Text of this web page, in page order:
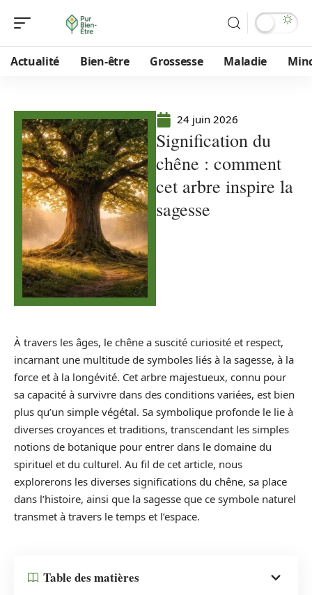
Actualité Bien-être Grossesse Maladie
24 juin 2026
Signification du
chêne : comment
cet arbre inspire la
sagesse
À travers les âges, le chêne a suscité curiosité et respect,
incarnant une multitude de symboles liés à la sagesse, à la
force et à la longévité. Cet arbre majestueux, connu pour
sa capacité à survivre dans des conditions variées, est bien
plus qu’un simple végétal. Sa symbolique profonde le lie à
diverses croyances et traditions, transcendant les simples
notions de botanique pour entrer dans le domaine du
spirituel et du culturel. Au fil de cet article, nous
explorerons les diverses significations du chêne, sa place
dans l’histoire, ainsi que la sagesse que ce symbole naturel
transmet à travers le temps et l’espace.
Table des matières